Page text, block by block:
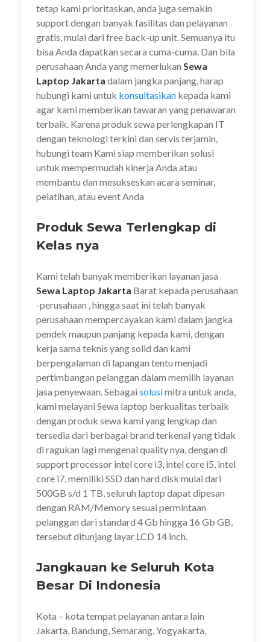
tetap kami prioritaskan, anda juga semakin
support dengan banyak fasilitas dan pelayanan
gratis, mulai dari free back-up unit. Semuanya itu
bisa Anda dapatkan secara cuma-cuma. Dan bila
perusahaan Anda yang memerlukan Sewa
Laptop Jakarta dalam jangka panjang, harap
hubungi kami untuk konsultasikan kepada kami
agar kami memberikan tawaran yang penawaran
terbaik. Karena produk sewa perlengkapan IT
dengan teknologi terkini dan servis terjamin,
hubungi team Kami siap memberikan solusi
untuk mempermudah kinerja Anda atau
membantu dan mesukseskan acara seminar,
pelatihan, atau event Anda
Produk Sewa Terlengkap di
Kelas nya
Kami telah banyak memberikan layanan jasa
Sewa Laptop Jakarta Barat kepada perusahaan
-perusahaan , hingga saat ini telah banyak
perusahaan mempercayakan kami dalam jangka
pendek maupun panjang kepada kami, dengan
kerja sama teknis yang solid dan kami
berpengalaman di lapangan tentu menjadi
pertimbangan pelanggan dalam memilih layanan
jasa penyewaan. Sebagai solusimitra untuk anda,
kami melayani Sewa laptop berkualitas terbaik
dengan produk sewa kami yang lengkap dan
tersedia dari berbagai brand terkenal yang tidak
di ragukan lagi mengenai quality nya, dengan di
support processor intel core i3, intel core i5, intel
core i7, memiliki SSD dan hard disk mulai dari
500GB s/d 1 TB, seluruh laptop dapat dipesan
dengan RAM/Memory sesuai permintaan
pelanggan dari standard 4 Gb hingga 16 Gb GB,
tersebut ditunjang layar LCD 14 inch.
Jangkauan ke Seluruh Kota
Besar Di Indonesia
Kota – kota tempat pelayanan antara lain
Jakarta, Bandung, Semarang, Yogyakarta,